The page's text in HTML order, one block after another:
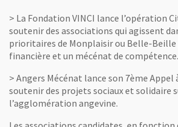
> La Fondation VINCI lance l’opération
soutenir des associations qui agissent
prioritaires de Monplaisir ou Belle-Beille
financière et un mécénat de compétence.
> Angers Mécénat lance son 7ème
soutenir des projets sociaux et solidaire
l’agglomération angevine.